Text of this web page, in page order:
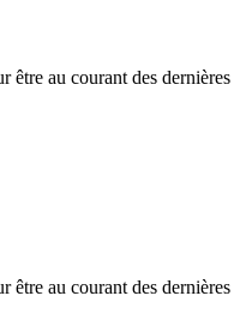
être au courant des dernières
être au courant des dernières